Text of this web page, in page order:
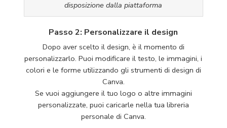
disposizione dalla piattaforma
Passo 2: Personalizzare il design
Dopo aver scelto il design, è il momento di
personalizzarlo. Puoi modificare il testo, le immagini, i
colori e le forme utilizzando gli strumenti di design di
Canva.
Se vuoi aggiungere il tuo logo o altre immagini
personalizzate, puoi caricarle nella tua libreria
personale di Canva.